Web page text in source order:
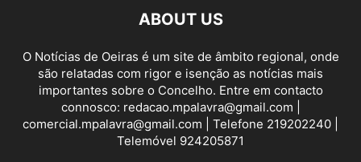
ABOUT US
O Notícias de Oeiras é um site de âmbito regional, onde
são relatadas com rigor e isenção as notícias mais
importantes sobre o Concelho. Entre em contacto
connosco: redacao.mpalavra@gmail.com |
comercial.mpalavra@gmail.com | Telefone 219202240 |
Telemóvel 924205871